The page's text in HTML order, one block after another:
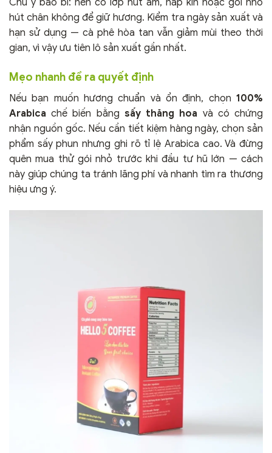
hút chân không để giữ hương. Kiểm tra ngày sản xuất và
hạn sử dụng — cà phê hòa tan vẫn giảm mùi theo thời
gian, vì vậy ưu tiên lô sản xuất gần nhất.
Mẹo nhanh để ra quyết định
Nếu bạn muốn hương chuẩn và ổn định, chọn 100%
Arabica chế biến bằng sấy thăng hoa và có chứng
nhận nguồn gốc. Nếu cần tiết kiệm hàng ngày, chọn sản
phẩm sấy phun nhưng ghi rõ tỉ lệ Arabica cao. Và đừng
quên mua thử gói nhỏ trước khi đầu tư hũ lớn — cách
này giúp chúng ta tránh lãng phí và nhanh tìm ra thương
hiệu ưng ý.